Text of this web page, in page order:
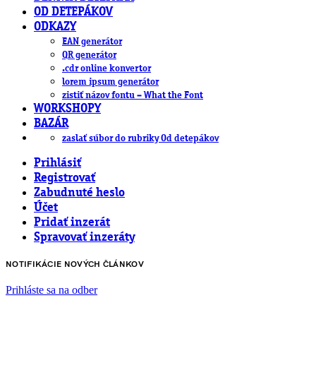
OD DETEPÁKOV
ODKAZY
EAN generátor
QR generátor
.cdr online konvertor
lorem ipsum generátor
zistiť názov fontu – What the Font
WORKSHOPY
BAZÁR
zaslať súbor do rubriky Od detepákov
Prihlásiť
Registrovať
Zabudnuté heslo
Účet
Pridať inzerát
Spravovať inzeráty
NOTIFIKÁCIE NOVÝCH ČLÁNKOV
Prihláste sa na odber